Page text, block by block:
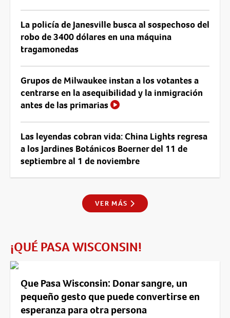
La policía de Janesville busca al sospechoso del
robo de 3400 dólares en una máquina
tragamonedas
Grupos de Milwaukee instan a los votantes a
centrarse en la asequibilidad y la inmigración
antes de las primarias
Las leyendas cobran vida: China Lights regresa
a los Jardines Botánicos Boerner del 11 de
septiembre al 1 de noviembre
VER MÁS
¡QUÉ PASA WISCONSIN!
Que Pasa Wisconsin: Donar sangre, un
pequeño gesto que puede convertirse en
esperanza para otra persona